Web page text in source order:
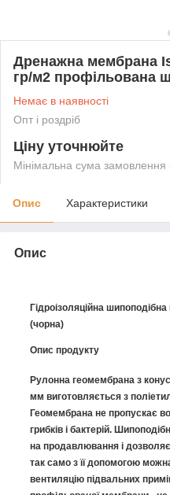
Дренажна мембрана
гр/м2 профільована
Немає в наявності
Опт і роздріб
Ціну уточнюйте
Мінімальна сума
Опис Характеристики
Опис
Гідроізоляційна
(чорна)
Опис продукту
Рулонна геомембрана з
мм виготовляється з
Геомембрана не пропускає
грибків і бактерій.
на продавлювання і
так само з її допомогою
вентиляцію підвальних